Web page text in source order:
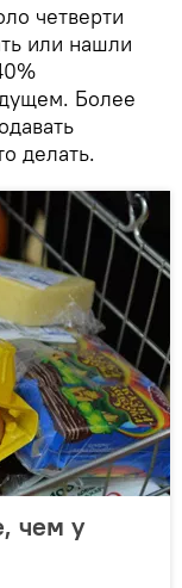
четверти
или нашли
Более
делать.
чем у